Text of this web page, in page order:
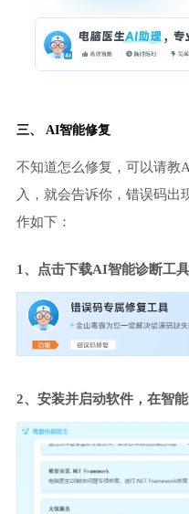
三、 AI智能修复
不知道怎么修复，可以请教
入，就会告诉你，错误码出
作如下：
1、点击下载AI智能诊断工具
2、安装并启动软件，在智